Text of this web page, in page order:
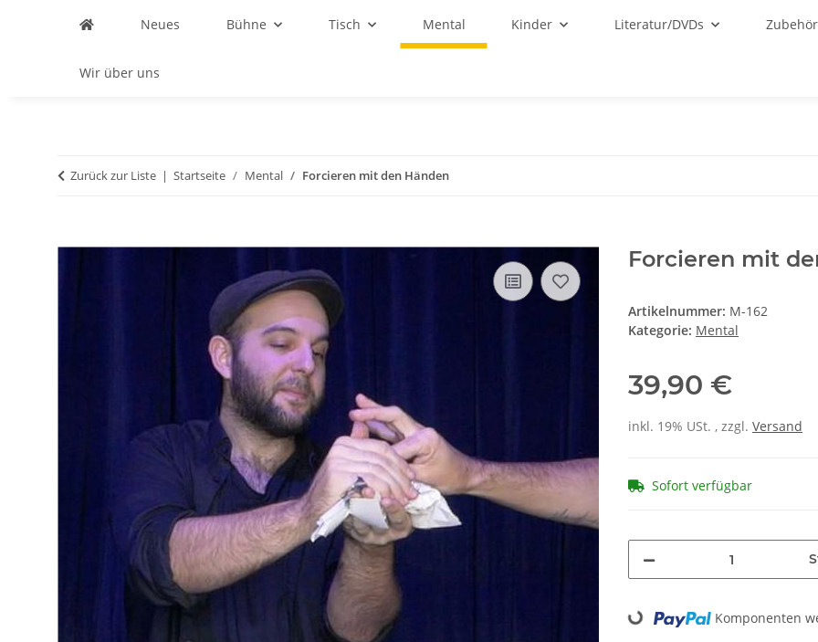
Neues Bühne Tisch Mental Kinder Literatur/DVDs Zubehör
Wir über uns
Zurück zur Liste Startseite Mental Forcieren mit den Händen
Forcieren mit
Artikelnummer: M-162
Kategorie: Mental
39,90 €
inkl. 19% USt. , zzgl. Versand
Sofort verfügbar
Loading... Komponenten